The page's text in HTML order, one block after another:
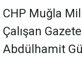
CHP Muğla
Çalışan
Abdülhamit